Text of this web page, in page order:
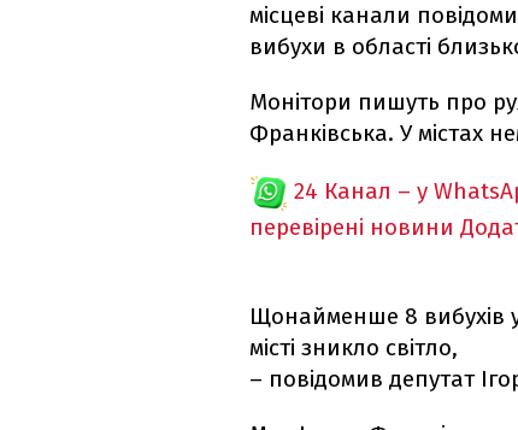
місцеві канали
вибухи в області
Монітори пишуть про
Франківська. У містах
24 Канал – у
перевірені новини
Щонайменше 8 вибухів
місті зникло світло,
– повідомив депутат